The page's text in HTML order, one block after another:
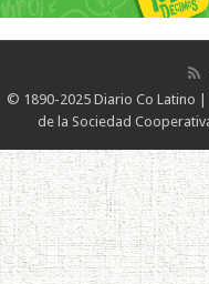
© 1890-2025 Diario Co Latino
de la Sociedad